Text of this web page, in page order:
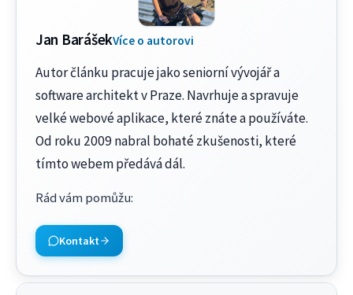
Jan BarášekVíce o autorovi
Autor článku pracuje jako seniorní vývojář a
software architekt v Praze. Navrhuje a spravuje
velké webové aplikace, které znáte a používáte.
Od roku 2009 nabral bohaté zkušenosti, které
tímto webem předává dál.
Rád vám pomůžu:
Kontakt